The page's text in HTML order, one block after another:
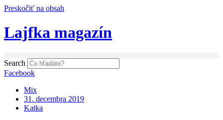
Preskočiť na obsah
Lajfka magazín
Search
Facebook
Mix
31. decembra 2019
Katka